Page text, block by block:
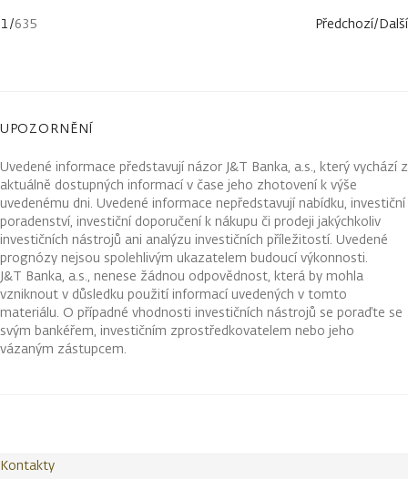
1/635 Předchozí/Další
UPOZORNĚNÍ
Uvedené informace představují názor J&T Banka, a.s., který vychází z
aktuálně dostupných informací v čase jeho zhotovení k výše
uvedenému dni. Uvedené informace nepředstavují nabídku, investiční
poradenství, investiční doporučení k nákupu či prodeji jakýchkoliv
investičních nástrojů ani analýzu investičních příležitostí. Uvedené
prognózy nejsou spolehlivým ukazatelem budoucí výkonnosti.
J&T Banka, a.s., nenese žádnou odpovědnost, která by mohla
vzniknout v důsledku použití informací uvedených v tomto
materiálu. O případné vhodnosti investičních nástrojů se poraďte se
svým bankéřem, investičním zprostředkovatelem nebo jeho
vázaným zástupcem.
Kontakty